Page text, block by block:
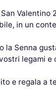
Valentino
in un
la Senna
legami e
e regala a